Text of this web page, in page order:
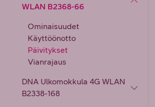
WLAN B2368-66
Ominaisuudet
Käyttöönotto
Päivitykset
Vianrajaus
DNA Ulkomokkula 4G WLAN
B2338-168